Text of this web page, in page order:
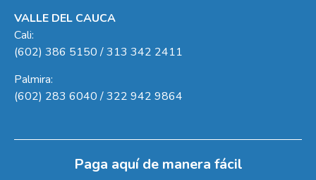
VALLE DEL CAUCA
Cali:
(602) 386 5150 / 313 342 2411
Palmira:
(602) 283 6040 / 322 942 9864
Paga aquí de manera fácil